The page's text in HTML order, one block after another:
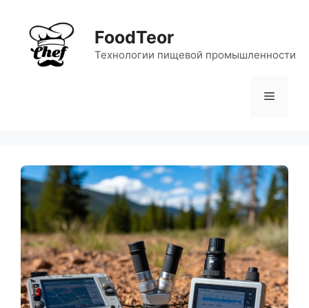
содержимому
FoodTeor
Технологии пищевой промышленности
Меню